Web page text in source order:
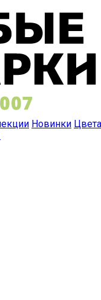
Новинки Цвета